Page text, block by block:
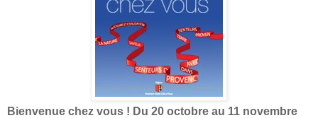
Bienvenue chez vous ! Du 20 octobre au 11 novembre